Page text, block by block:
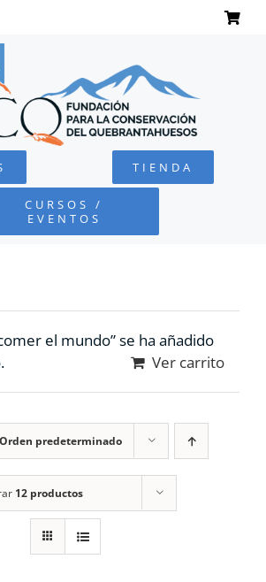
TIENDA
CURSOS /
EVENTOS
el mundo” se ha añadido
Ver carrito
Orden predeterminado
12 productos